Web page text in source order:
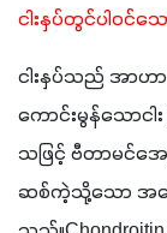
ငါးနှပ်တွင်ပါဝင်သ
ငါးနှပ်သည် အာဟ
ကောင်းမွန်သောငါ
သဖြင့် ဗီတာမင်အ
ဆစ်ကဲ့သို့သော အရေ